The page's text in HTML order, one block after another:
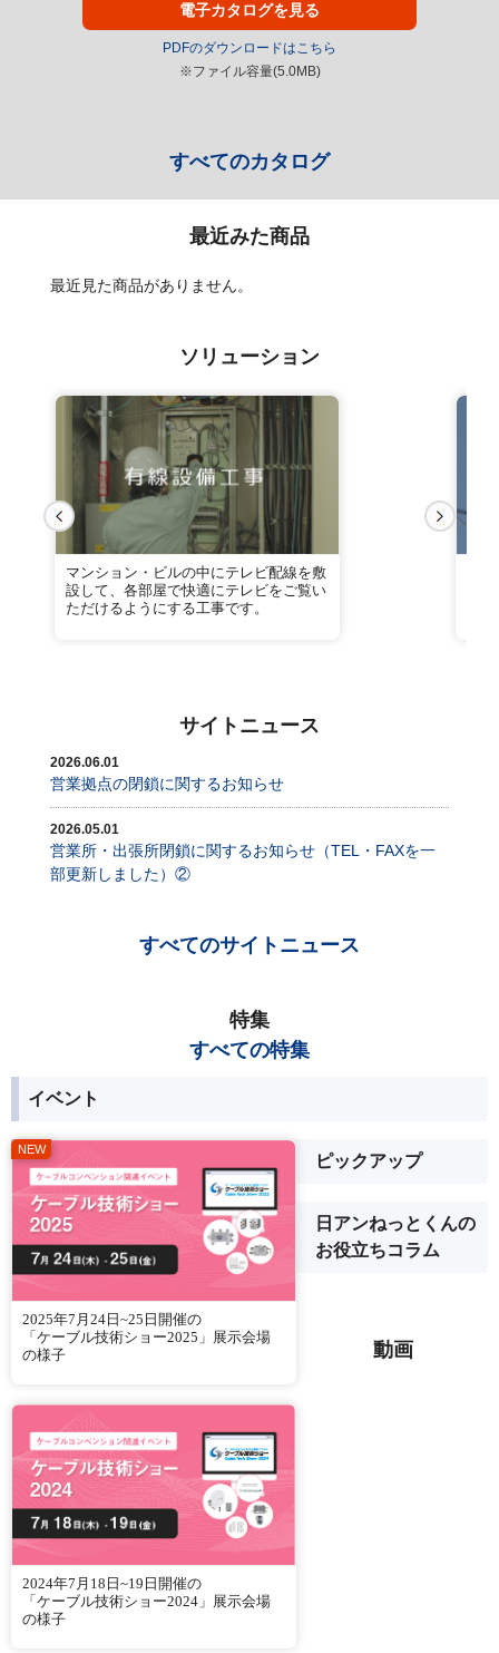
電子カタログを見る
PDFのダウンロードはこちら
※ファイル容量(5.0MB)
すべてのカタログ
最近みた商品
最近見た商品がありません。
ソリューション
マンション・ビルの中にテレビ配線を敷
設して、各部屋で快適にテレビをご覧い
ただけるようにする工事です。
サイトニュース
2026.06.01
営業拠点の閉鎖に関するお知らせ
2026.05.01
営業所・出張所閉鎖に関するお知らせ（TEL・FAXを一
部更新しました）②
すべてのサイトニュース
特集
すべての特集
イベント
2025年7月24日~25日開催の
「ケーブル技術ショー2025」展示会場
の様子
2024年7月18日~19日開催の
「ケーブル技術ショー2024」展示会場
の様子
ピックアップ
日アンねっとくんの
お役立ちコラム
動画